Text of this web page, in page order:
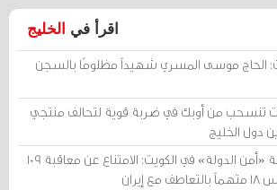
اقرأ في الخليج
الحاج موسى المسري شهيداً مظلومًا بالسجن
تنسحب من أوبك في ضربة قوية لتحالف منتجي
دول الخليج
محكمة «أمن الدولة» في الكويت: الامتناع عن معاقبة 109